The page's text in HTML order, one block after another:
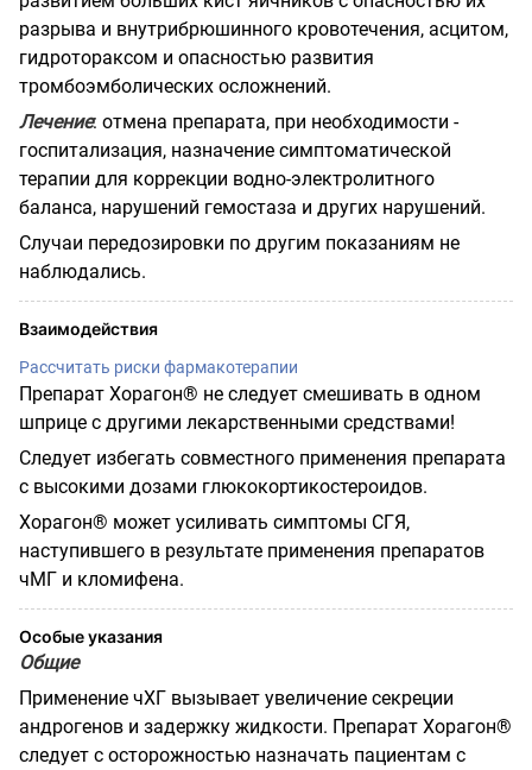
разрыва и внутрибрюшинного кровотечения, асцитом,
гидротораксом и опасностью развития
тромбоэмболических осложнений.
Лечение: отмена препарата, при необходимости -
госпитализация, назначение симптоматической
терапии для коррекции водно-электролитного
баланса, нарушений гемостаза и других нарушений.
Случаи передозировки по другим показаниям не
наблюдались.
Взаимодействия
Рассчитать риски фармакотерапии
Препарат Хорагон® не следует смешивать в одном
шприце с другими лекарственными средствами!
Следует избегать совместного применения препарата
с высокими дозами глюкокортикостероидов.
Хорагон® может усиливать симптомы СГЯ,
наступившего в результате применения препаратов
чМГ и кломифена.
Особые указания
Общие
Применение чХГ вызывает увеличение секреции
андрогенов и задержку жидкости. Препарат Хорагон®
следует с осторожностью назначать пациентам с